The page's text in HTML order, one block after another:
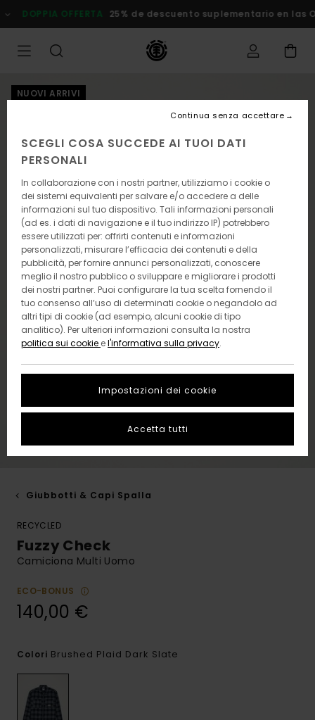
alle
informazioni
prodotto
DOPPIA OFFERTA 25% de descuento suplementario en las
NUOVI ARRIVI
Giubbotti & Capi Spalla
RECYCLED
Fuzzy Check
Camiciona Multi Uomo
ECO-BONUS
140,00 €
Colori Brushed Plaid Dark Slate
SCEGLI COSA SUCCEDE AI TUOI DATI
PERSONALI
In collaborazione con i nostri partner, utilizziamo i cookie o
dei sistemi equivalenti per salvare e/o accedere a delle
informazioni sul tuo dispositivo. Tali informazioni personali
(ad es. i dati di navigazione e il tuo indirizzo IP) potrebbero
essere utilizzati per: offrirti contenuti e informazioni
personalizzati, misurare l’efficacia dei contenuti e della
pubblicità, per fornire annunci personalizzati, conoscere
meglio il nostro pubblico o sviluppare e migliorare i prodotti
dei nostri partner. Puoi configurare la tua scelta fornendo il
tuo consenso all’uso di determinati cookie o negandolo ad
altri tipi di cookie (ad esempio, alcuni cookie di tipo
analitico). Per ulteriori informazioni consulta la nostra
politica sui cookie el'informativa sulla privacy.
Impostazioni dei cookie
Continua senza accettare
Accetta tutti